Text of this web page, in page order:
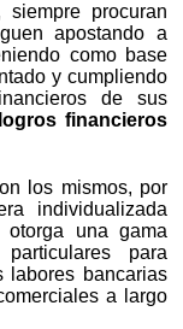
procuran
apostando a
como base
y cumpliendo
de sus
logros financieros
los mismos, por
individualizada
una gama
para
labores bancarias
a largo